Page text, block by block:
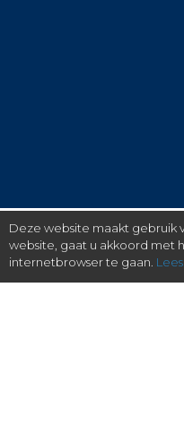
Deze website maakt gebruik
website, gaat u akkoord met
internetbrowser te gaan.